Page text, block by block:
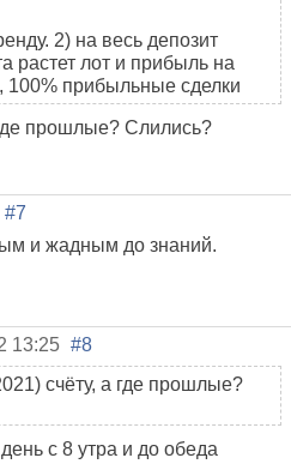
2) на весь депозит
растет лот и прибыль на
100% прибыльные сделки
прошлые? Слились?
#7
и жадным до знаний.
13:25 #8
счёту, а где прошлые?
с 8 утра и до обеда